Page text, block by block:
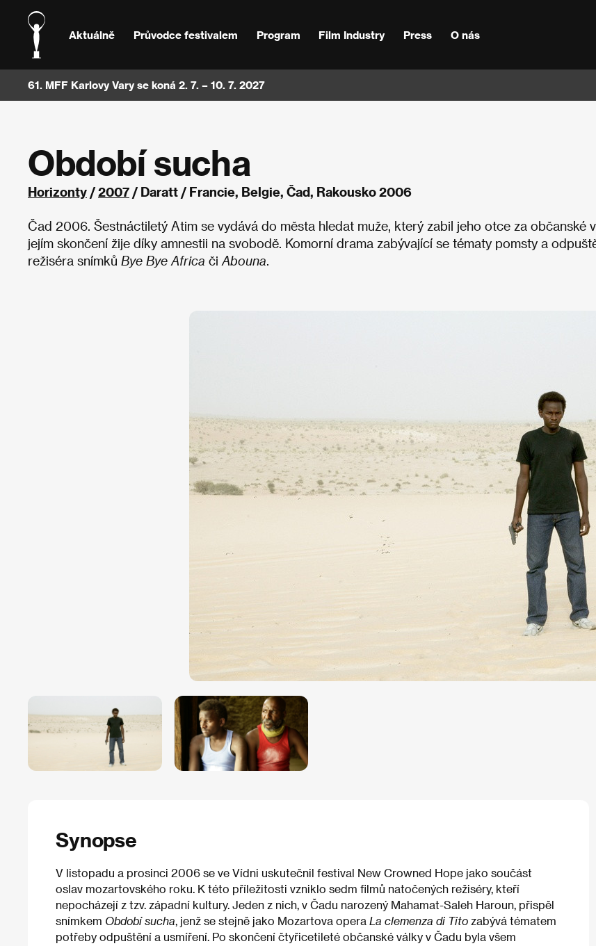
Aktuálně Průvodce festivalem Program Film Industry Press O nás
61. MFF Karlovy Vary se koná 2. 7. – 10. 7. 2027
Období sucha
Horizonty /2007 / Daratt / Francie, Belgie, Čad, Rakousko 2006
Čad 2006. Šestnáctiletý Atim se vydává do města hledat muže, který zabil jeho otce za občanské
jejím skončení žije díky amnestii na svobodě. Komorní drama zabývající se tématy pomsty a
režiséra snímků Bye Bye Africa či Abouna
Synopse
V listopadu a prosinci 2006 se ve Vídni uskutečnil festival New Crowned Hope jako součást
oslav mozartovského roku. K této příležitosti vzniklo sedm filmů natočených režiséry, kteří
nepocházejí z tzv. západní kultury. Jeden z nich, v Čadu narozený Mahamat-Saleh Haroun, přispěl
snímkem Období sucha, jenž se stejně jako Mozartova opera La clemenza di Tito zabývá tématem
potřeby odpuštění a usmíření. Po skončení čtyřicetileté občanské války v Čadu byla všem